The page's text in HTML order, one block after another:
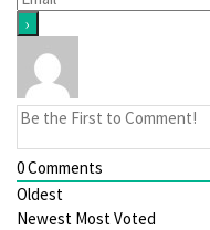
0Comments
Oldest
Newest Most Voted